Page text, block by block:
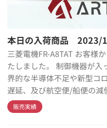
本日の入荷商品 2023/
三菱電機FR-A8TAT お客様
たしました。 制御機器が入
界的な半導体不足や新型コ
遅延、及び航空便/船便の減
販売実績